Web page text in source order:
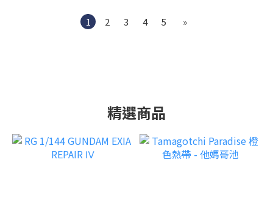
1 2 3 4 5 »
精選商品